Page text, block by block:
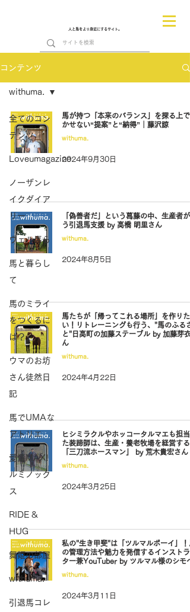
人と馬をより身近にするサイト。
コンテンツ
全てのコン
テンツ
Loveumagazine
ノーザンレ
イクダイア
リー
ヴェル馬ら
馬と暮らし
て
馬のミライ
をつくるに
は？
ウマのお坊
さん徒然日
記
馬でUMAな
アトリエ
愛情MAX!
ルミノック
ス
RIDE &
HUG
舞姫の部屋
withuma.
引退馬コレ
withuma.
馬が持つ「本来のバランス」を探る上で
かせない“提案”と“納得”｜藤沢諒
withuma.
2024年9月30日
「偽善者だ」という葛藤の中、生産者が
う引退馬支援 by 高橋 明里さん
withuma.
2024年8月5日
馬たちが「帰ってこれる場所」を作りた
い！リトレーニングも行う、"馬のふるさ
と"日高町の加藤ステーブル by 加藤芽衣
ん
withuma.
2024年4月22日
ヒシミラクルやホッコータルマエも担当
た装蹄師は、生産・養老牧場を経営する
「三刀流ホースマン」 by 荒木貴宏さん
withuma.
2024年3月25日
私の"生き甲斐"は「ツルマルボーイ」！
の管理方法や魅力を発信するインストラ
ター兼YouTuber by ツルマル様のシモベ
withuma.
2024年3月11日